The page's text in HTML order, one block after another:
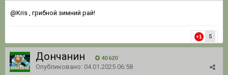
@Kris , грибной зимний рай!
5
Дончанин 40 620
Опубликовано: 04.01.2025 06:58